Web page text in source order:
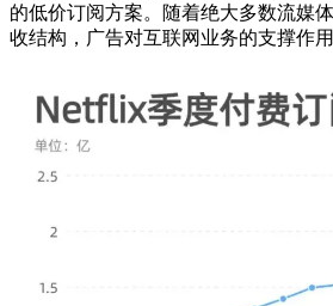
的低价订阅方案。随着绝大多数流媒
收结构，广告对互联网业务的支撑作用